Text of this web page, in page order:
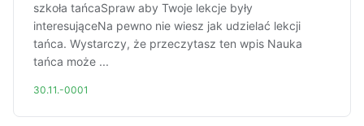
szkoła tańcaSpraw aby Twoje lekcje były
interesująceNa pewno nie wiesz jak udzielać lekcji
tańca. Wystarczy, że przeczytasz ten wpis Nauka
tańca może ...
30.11.-0001